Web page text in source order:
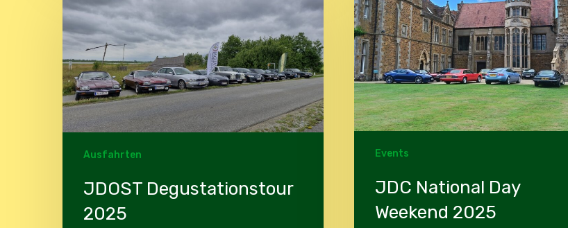
2025
Events
JDC National Day
Weekend 2025
Degustationstour
2025
Ausfahrten
JDOST Degustationstour
2025